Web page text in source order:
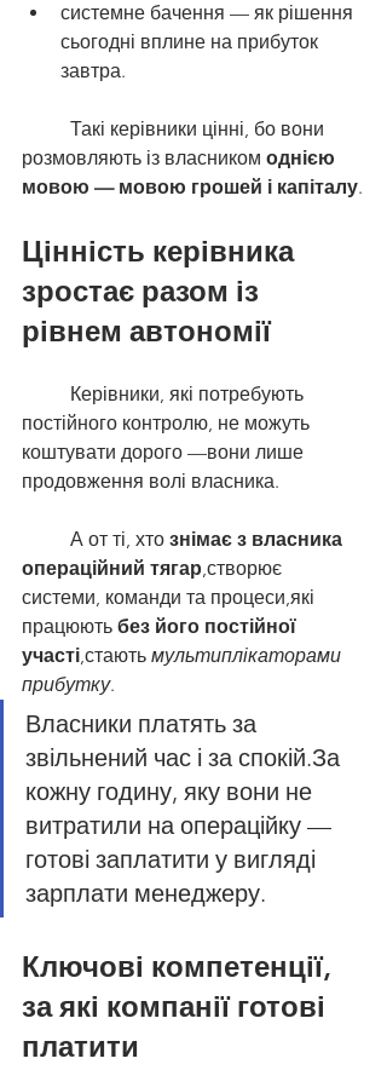
системне бачення — як рішення
сьогодні вплине на прибуток
завтра.
розмовляють із власником однією
мовою — мовою грошей і капіталу.
Цінність керівника
зростає разом із
рівнем автономії
постійного контролю, не можуть
коштувати дорого —вони лише
продовження волі власника.
	А от ті, хто
знімає з власника
операційний тягар,створює
системи, команди та процеси,які
працюють без його постійної
участі,стають мультиплікаторами
прибутку.
Власники платять за
звільнений час і за спокій.За
кожну годину, яку вони не
витратили на операційку —
готові заплатити у вигляді
зарплати менеджеру.
Ключові компетенції,
за які компанії готові
платити